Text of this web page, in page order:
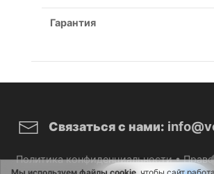
Гарантия
Связаться с нами:
Политика конфиденциальности•